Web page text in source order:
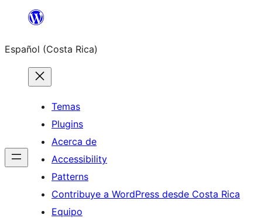
Saltar
contenido
Español (Costa Rica)
Temas
Plugins
Acerca de
Accessibility
Patterns
Contribuye a WordPress desde Costa Rica
Equipo